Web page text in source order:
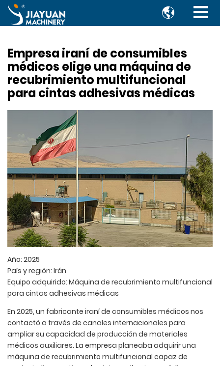

Empresa iraní de consumibles
médicos elige una máquina de
recubrimiento multifuncional
para cintas adhesivas médicas
Año: 2025
País y región: Irán
Equipo adquirido: Máquina de recubrimiento multifuncional
para cintas adhesivas médicas
En 2025, un fabricante iraní de consumibles médicos nos
contactó a través de canales internacionales para
ampliar su capacidad de producción de materiales
médicos auxiliares. La empresa planeaba adquirir una
máquina de recubrimiento multifuncional capaz de